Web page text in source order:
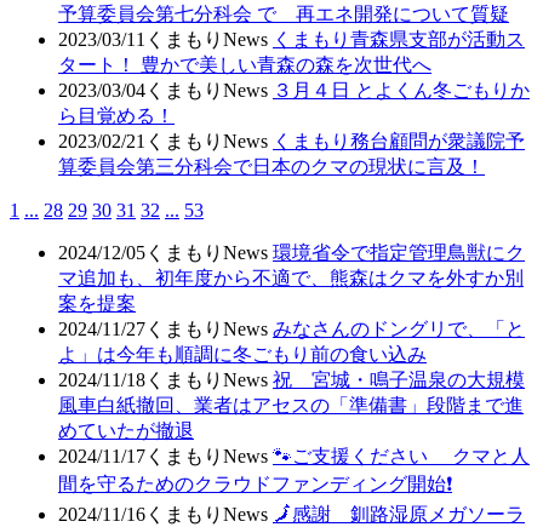
予算委員会第七分科会 で 再エネ開発について質疑
2023/03/11 くまもりNews くまもり青森県支部が活動ス
タート！ 豊かで美しい青森の森を次世代へ
2023/03/04 くまもりNews ３月４日 とよくん冬ごもりか
ら目覚める！
2023/02/21 くまもりNews くまもり務台顧問が衆議院予
算委員会第三分科会で日本のクマの現状に言及！
1 ... 28 29 30 31 32 ... 53
2024/12/05 くまもりNews 環境省令で指定管理鳥獣にク
マ追加も、初年度から不適で、熊森はクマを外すか別
案を提案
2024/11/27 くまもりNews みなさんのドングリで、「と
よ」は今年も順調に冬ごもり前の食い込み
2024/11/18 くまもりNews 祝 宮城・鳴子温泉の大規模
風車白紙撤回、業者はアセスの「準備書」段階まで進
めていたが撤退
2024/11/17 くまもりNews 🐾ご支援ください クマと人
間を守るためのクラウドファンディング開始❗
2024/11/16 くまもりNews 🗾感謝 釧路湿原メガソーラ